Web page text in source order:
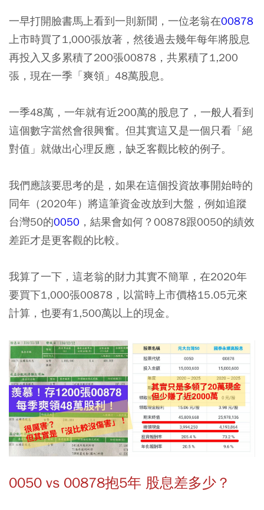
一早打開臉書馬上看到一則新聞，一位老翁在00878
上市時買了1,000張放著，然後過去幾年每年將股息
再投入又多累積了200張00878，共累積了1,200
張，現在一季「爽領」48萬股息。
一季48萬，一年就有近200萬的股息了，一般人看到
這個數字當然會很興奮。但其實這又是一個只看「絕
對值」就做出心理反應，缺乏客觀比較的例子。
我們應該要思考的是，如果在這個投資故事開始時的
同年（2020年）將這筆資金改放到大盤，例如追蹤
台灣50的0050 ，結果會如何？00878跟0050的績效
差距才是更客觀的比較。
我算了一下，這老翁的財力其實不簡單，在2020年
要買下1,000張00878，以當時上市價格15.05元來
計算，也要有1,500萬以上的現金。
0050 vs 00878抱5年 股息差多少？